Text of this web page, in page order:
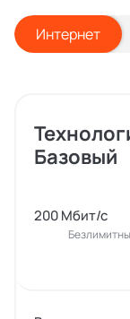
Интернет
Базовый
200 Мбит/с